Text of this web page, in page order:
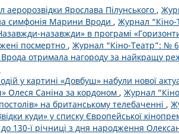
аеророзвідки Ярослава Пілунського ,
симфонія Марини Вроди , Журнал
назавжди» в програмі
посмертно , Журнал “Кіно-Театр”: №
отримала нагороду за найкращу
у картині «Довбуш» набули нової
Олеся Саніна за кордоном , Журнал
на британському телебаченні ,
куди» у списку Європейської
130-ї річниці з дня народження